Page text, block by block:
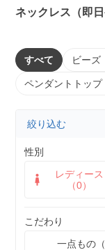
ネックレス（即
すべて ビーズ
ペンダントトップ
絞り込む
性別
レディース
（0）
こだわり
一点もの（